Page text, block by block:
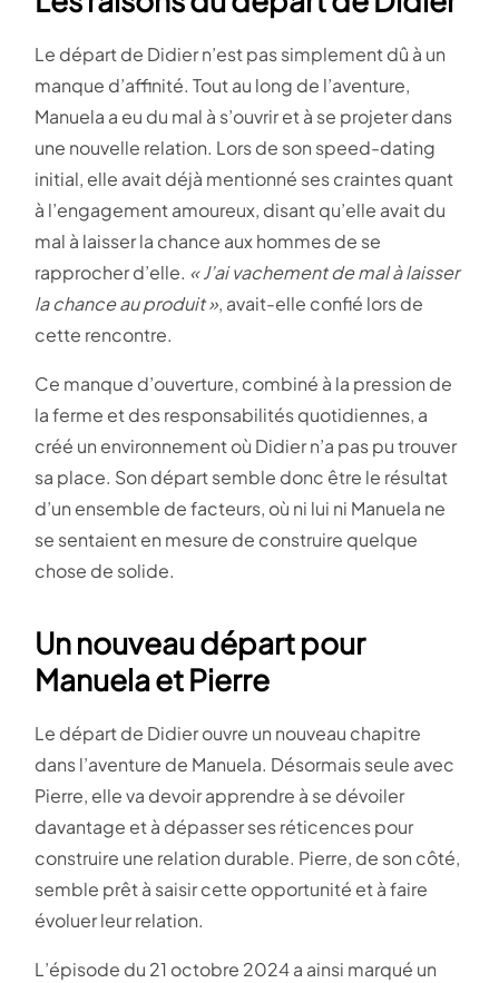
Le départ de Didier n’est pas simplement dû à un
manque d’affinité. Tout au long de l’aventure,
Manuela a eu du mal à s’ouvrir et à se projeter dans
une nouvelle relation. Lors de son speed-dating
initial, elle avait déjà mentionné ses craintes quant
à l’engagement amoureux, disant qu’elle avait du
mal à laisser la chance aux hommes de se
rapprocher d’elle. « J’ai vachement de mal à laisser
la chance au produit », avait-elle confié lors de
cette rencontre​.
Ce manque d’ouverture, combiné à la pression de
la ferme et des responsabilités quotidiennes, a
créé un environnement où Didier n’a pas pu trouver
sa place. Son départ semble donc être le résultat
d’un ensemble de facteurs, où ni lui ni Manuela ne
se sentaient en mesure de construire quelque
chose de solide.
Un nouveau départ pour
Manuela et Pierre
Le départ de Didier ouvre un nouveau chapitre
dans l’aventure de Manuela. Désormais seule avec
Pierre, elle va devoir apprendre à se dévoiler
davantage et à dépasser ses réticences pour
construire une relation durable. Pierre, de son côté,
semble prêt à saisir cette opportunité et à faire
évoluer leur relation.
L’épisode du 21 octobre 2024 a ainsi marqué un